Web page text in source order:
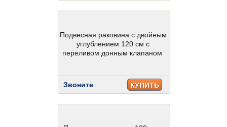
Подвесная раковина с двойным
углублением 120 см с
переливом донным клапаном
Звоните КУПИТЬ